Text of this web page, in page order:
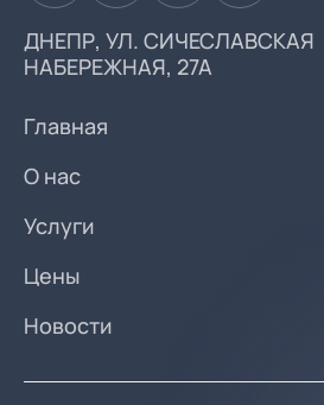
ДНЕПР, УЛ. СИЧЕСЛАВСКАЯ
НАБЕРЕЖНАЯ, 27А
Главная
О нас
Услуги
Цены
Новости